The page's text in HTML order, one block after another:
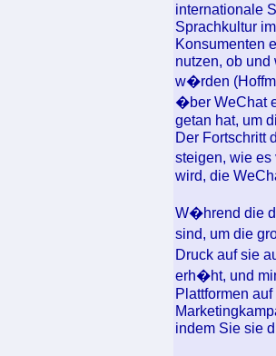
internationale
Sprachkultur
Konsumenten
nutzen, ob
w�rden
�ber WeChat
getan hat, um
Der Fortschritt
steigen, wie
wird, die
W�hrend die
sind, um die
Druck auf sie
erh�ht, und
Plattformen
indem Sie sie